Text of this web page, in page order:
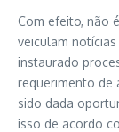
Com efeito, não
veiculam
instaurado
requerimento de
sido dada
isso de acordo